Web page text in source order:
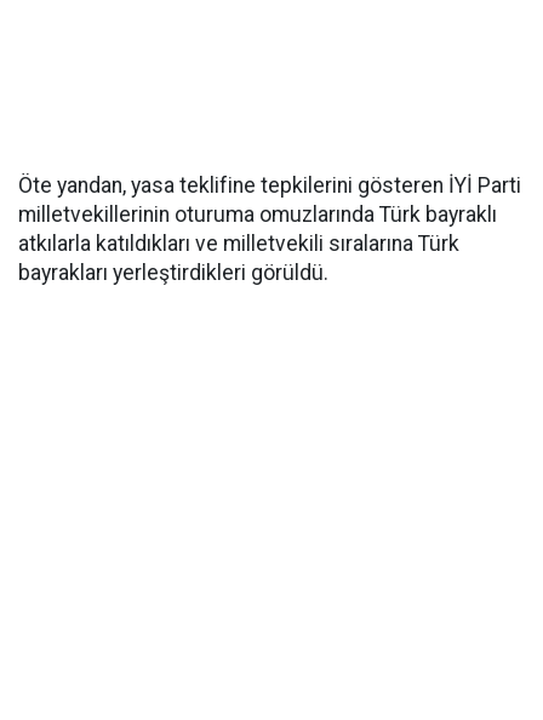
Öte yandan, yasa teklifine tepkilerini gösteren İYİ Parti
milletvekillerinin oturuma omuzlarında Türk bayraklı
atkılarla katıldıkları ve milletvekili sıralarına Türk
bayrakları yerleştirdikleri görüldü.